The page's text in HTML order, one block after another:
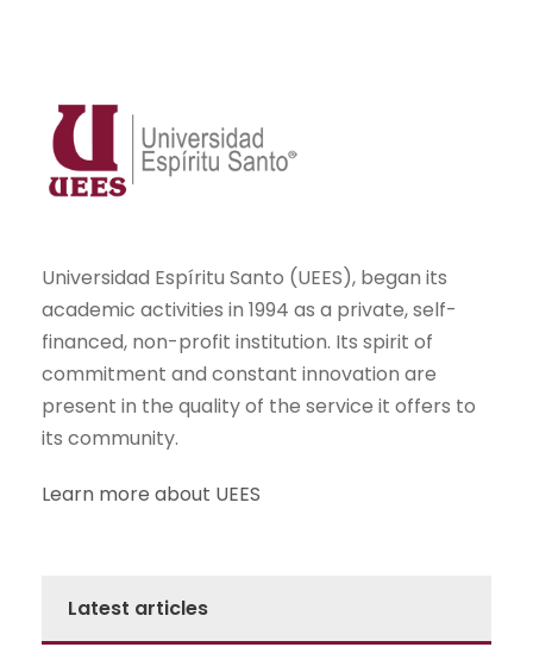
Universidad Espíritu Santo (UEES), began its
academic activities in 1994 as a private, self-
financed, non-profit institution. Its spirit of
commitment and constant innovation are
present in the quality of the service it offers to
its community.
Learn more about UEES
Latest articles